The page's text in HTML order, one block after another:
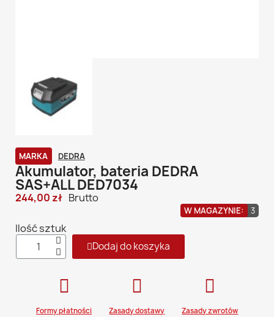
MARKA DEDRA
Akumulator, bateria DEDRA
SAS+ALL DED7034
244,00 zł Brutto
W MAGAZYNIE: 3
Ilość sztuk
Dodaj do koszyka
Formy płatności Zasady dostawy Zasady zwrotów